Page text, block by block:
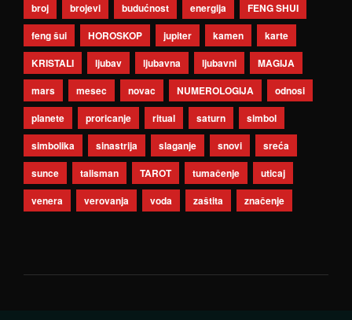
broj
brojevi budućnost energija
FENG SHUI
feng šui
HOROSKOP jupiter kamen
karte
KRISTALI
ljubav ljubavna ljubavni
MAGIJA
mars
mesec novac NUMEROLOGIJA
odnosi
planete
proricanje ritual saturn
simbol
simbolika
sinastrija slaganje snovi
sreća
sunce
talisman TAROT tumačenje
uticaj
venera
verovanja voda zaštita značenje